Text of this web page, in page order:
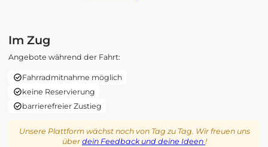
Im Zug
Angebote während der Fahrt:
Fahrradmitnahme möglich
keine Reservierung
barrierefreier Zustieg
Unsere Plattform wächst noch von Tag zu Tag. Wir freuen uns
überdein Feedback und deine Ideen !